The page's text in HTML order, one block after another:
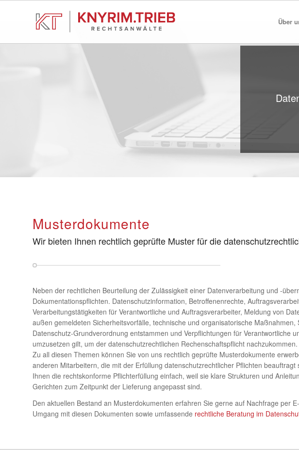
Über
Musterdokumente
Wir bieten Ihnen rechtlich geprüfte Muster für die
Neben der rechtlichen Beurteilung der Zulässigkeit einer Datenverarbeitung und -
Dokumentationspflichten. Datenschutzinformation, Betroffenenrechte,
Verarbeitungstätigkeiten für Verantwortliche und Auftragsverarbeiter, Meldung von
außen gemeldeten Sicherheitsvorfälle, technische und organisatorische
Datenschutz-Grundverordnung entstammen und Verpflichtungen für
umzusetzen gilt, um der datenschutzrechtlichen Rechenschaftspflicht nachzukommen.
Zu all diesen Themen können Sie von uns rechtlich geprüfte Musterdokumente
anderen Mitarbeitern, die mit der Erfüllung datenschutzrechtlicher Pflichten
Ihnen die rechtskonforme Pflichterfüllung einfach, weil sie klare Strukturen und
Gerichten zum Zeitpunkt der Lieferung angepasst sind.
Den aktuellen Bestand an Musterdokumenten erfahren Sie gerne auf Nachfrage per
Umgang mit diesen Dokumenten sowie umfassende rechtliche Beratung im